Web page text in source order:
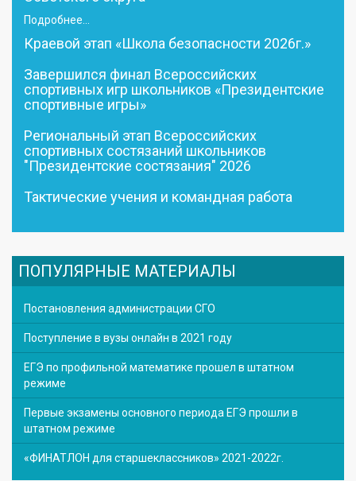
Подробнее...
Краевой этап «Школа безопасности 2026г.»
Завершился финал Всероссийских
спортивных игр школьников «Президентские
спортивные игры»
Региональный этап Всероссийских
спортивных состязаний школьников
"Президентские состязания" 2026
Тактические учения и командная работа
ПОПУЛЯРНЫЕ МАТЕРИАЛЫ
Постановления администрации СГО
Поступление в вузы онлайн в 2021 году
ЕГЭ по профильной математике прошел в штатном
режиме
Первые экзамены основного периода ЕГЭ прошли в
штатном режиме
«ФИНАТЛОН для старшеклассников» 2021-2022г.